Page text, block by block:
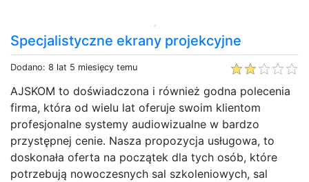
Specjalistyczne ekrany projekcyjne
Dodano: 8 lat 5 miesięcy temu
AJSKOM to doświadczona i również godna polecenia
firma, która od wielu lat oferuje swoim klientom
profesjonalne systemy audiowizualne w bardzo
przystępnej cenie. Nasza propozycja usługowa, to
doskonała oferta na początek dla tych osób, które
potrzebują nowoczesnych sal szkoleniowych, sal